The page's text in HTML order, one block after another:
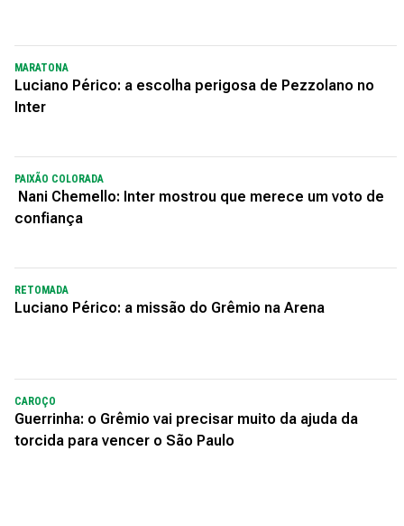
MARATONA
Luciano Périco: a escolha perigosa de Pezzolano no
Inter
PAIXÃO COLORADA
Nani Chemello: Inter mostrou que merece um voto de
confiança
RETOMADA
Luciano Périco: a missão do Grêmio na Arena
CAROÇO
Guerrinha: o Grêmio vai precisar muito da ajuda da
torcida para vencer o São Paulo